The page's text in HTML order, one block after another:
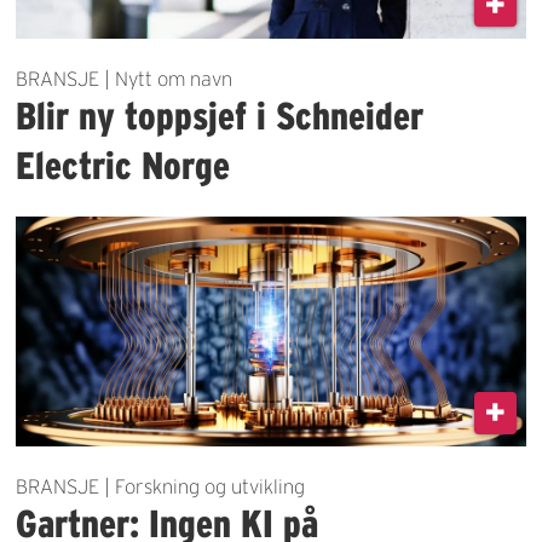
BRANSJE | Nytt om navn
Blir ny toppsjef i Schneider
Electric Norge
BRANSJE | Forskning og utvikling
Gartner: Ingen KI på